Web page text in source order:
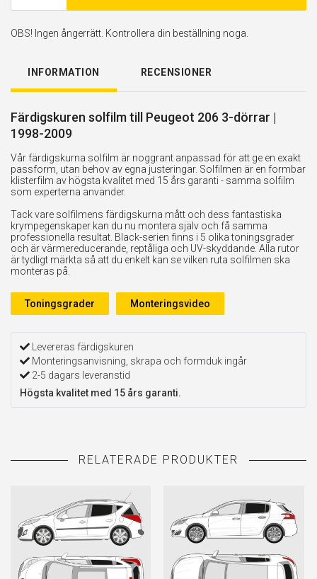
OBS! Ingen ångerrätt. Kontrollera din beställning noga.
INFORMATION RECENSIONER
Färdigskuren solfilm till Peugeot 206 3-dörrar |
1998-2009
Vår färdigskurna solfilm är noggrant anpassad för att ge en exakt
passform, utan behov av egna justeringar. Solfilmen är en formbar
klisterfilm av högsta kvalitet med 15 års garanti - samma solfilm
som experterna använder.
Tack vare solfilmens färdigskurna mått och dess fantastiska
krympegenskaper kan du nu montera själv och få samma
professionella resultat. Black-serien finns i 5 olika toningsgrader
och är värmereducerande, reptåliga och UV-skyddande. Alla rutor
är tydligt märkta så att du enkelt kan se vilken ruta solfilmen ska
monteras på.
Toningsgrader Monteringsvideo
Levereras färdigskuren
Monteringsanvisning, skrapa och formduk ingår
2-5 dagars leveranstid
Högsta kvalitet med 15 års garanti.